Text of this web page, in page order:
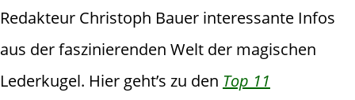
Redakteur Christoph Bauer interessante Infos
aus der faszinierenden Welt der magischen
Lederkugel. Hier geht’s zu den Top 11